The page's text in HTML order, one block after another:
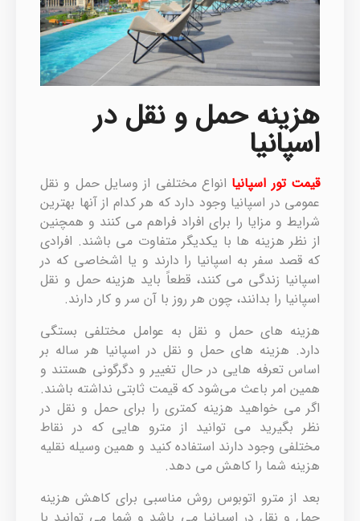
هزینه حمل و نقل در
اسپانیا
قیمت تور اسپانیا انواع مختلفی از وسایل حمل و نقل
عمومی در اسپانیا وجود دارد که هر کدام از آنها بهترین
شرایط و مزایا را برای افراد فراهم می کنند و همچنین
از نظر هزینه ها با یکدیگر متفاوت می باشند. افرادی
که قصد سفر به اسپانیا را دارند و یا اشخاصی که در
اسپانیا زندگی می کنند، قطعاً باید هزینه حمل و نقل
اسپانیا را بدانند، چون هر روز با آن سر و کار دارند.
هزینه های حمل و نقل به عوامل مختلفی بستگی
دارد. هزینه های حمل و نقل در اسپانیا هر ساله بر
اساس تعرفه هایی در حال تغییر و دگرگونی هستند و
همین امر باعث می‌شود که قیمت ثابتی نداشته باشند.
اگر می خواهید هزینه کمتری را برای حمل و نقل در
نظر بگیرید می توانید از مترو هایی که در نقاط
مختلفی وجود دارند استفاده کنید و همین وسیله نقلیه
هزینه شما را کاهش می دهد.
بعد از مترو اتوبوس روش مناسبی برای کاهش هزینه